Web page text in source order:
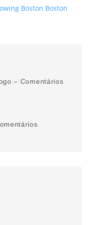
Boston Boston
– Comentários